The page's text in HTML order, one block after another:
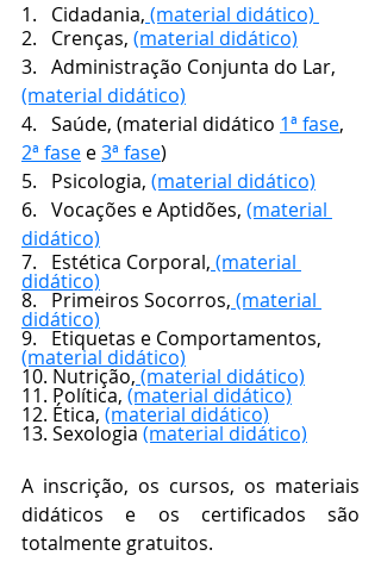
1.   Cidadania, (material didático)
2.   Crenças, (material didático)
3.   Administração Conjunta do Lar,
(material didático)
4.   Saúde, (material didático 1ª fase,
2ª fase e 3ª fase)
5.   Psicologia, (material didático)
6.   Vocações e Aptidões, (material
didático)
7.   Estética Corporal, (material
didático)
8.   Primeiros Socorros, (material
didático)
9.   Etiquetas e Comportamentos,
(material didático)
10. Nutrição, (material didático)
11. Política, (material didático)
12. Ética, (material didático)
13. Sexologia (material didático)
​A inscrição, os cursos, os materiais
didáticos e os certificados são
totalmente gratuitos.